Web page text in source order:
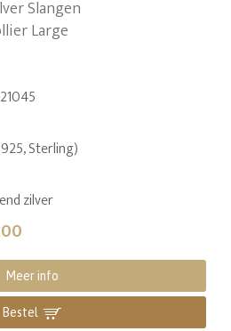
Sterling)
zilver
Meer info
Bestel